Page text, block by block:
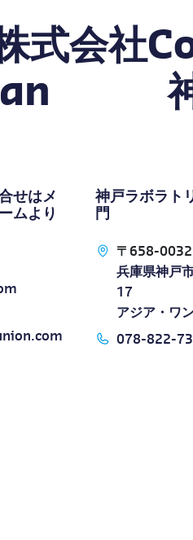
式会社
神
せはメ
ムより
神戸ラボラト
門
〒658-0032
兵庫県神戸
17
アジア・ワ
078-822-